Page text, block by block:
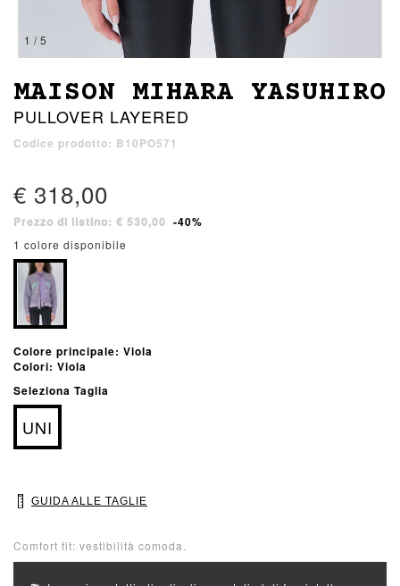
1 / 5
MAISON MIHARA YASUHIRO
PULLOVER LAYERED
Codice prodotto: B10PO571
€ 318,00
Prezzo di listino: € 530,00 -40%
1 colore disponibile
Colore principale: Viola
Colori: Viola
Seleziona Taglia
UNI
GUIDA ALLE TAGLIE
Comfort fit: vestibilità comoda.